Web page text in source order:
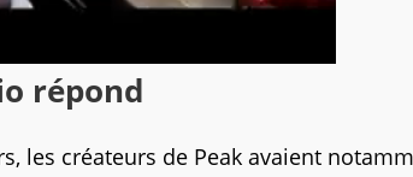
répond
les créateurs de Peak avaient